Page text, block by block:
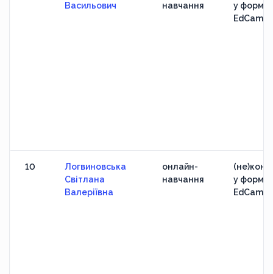
Васильович
навчання
у
EdCamp
10
Логвиновська
Світлана
Валеріївна
онлайн-
навчання
у
EdCamp